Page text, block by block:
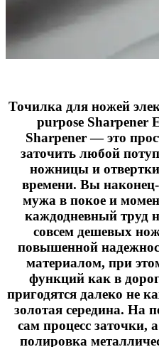
Точилка для ножей
purpose Sharpener
Sharpener — это
заточить любой
ножницы и
времени. Вы
мужа в покое и
каждодневный труд
совсем дешевых
повышенной
материалом, при
функций как в
пригодятся далеко не
золотая середина. На
сам процесс заточки,
полировка